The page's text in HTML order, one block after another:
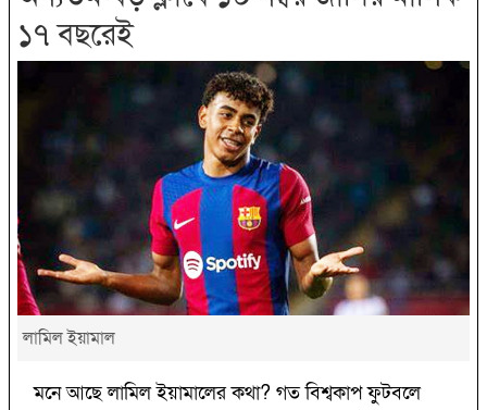
১৭ বছরেই
লামিল ইয়ামাল
মনে আছে লামিল ইয়ামালের কথা? গত বিশ্বকাপ ফুটবলে